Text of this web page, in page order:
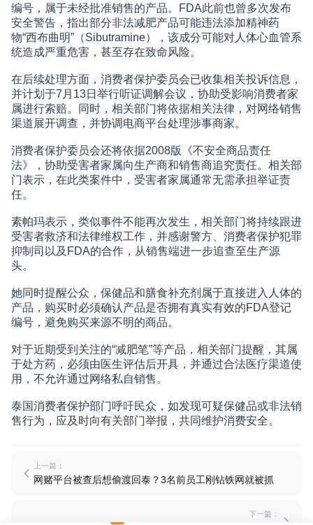
编号，属于未经批准销售的产品。FDA此前也曾多次发布
安全警告，指出部分非法减肥产品可能违法添加精神药
物“西布曲明”（Sibutramine），该成分可能对人体心血管系
统造成严重危害，甚至存在致命风险。
在后续处理方面，消费者保护委员会已收集相关投诉信息，
并计划于7月13日举行听证调解会议，协助受影响消费者家
属进行索赔。同时，相关部门将依据相关法律，对网络销售
渠道展开调查，并协调电商平台处理涉事商家。
消费者保护委员会还将依据2008版《不安全商品责任
法》，协助受害者家属向生产商和销售商追究责任。相关部
门表示，在此类案件中，受害者家属通常无需承担举证责
任。
素帕玛表示，类似事件不能再次发生，相关部门将持续跟进
受害者救济和法律维权工作，并感谢警方、消费者保护犯罪
抑制司以及FDA的合作，从销售端进一步追查至生产源
头。
她同时提醒公众，保健品和膳食补充剂属于直接进入人体的
产品，购买时必须确认产品是否拥有真实有效的FDA登记
编号，避免购买来源不明的商品。
对于近期受到关注的“减肥笔”等产品，相关部门提醒，其属
于处方药，必须由医生评估后开具，并通过合法医疗渠道使
用，不允许通过网络私自销售。
泰国消费者保护部门呼吁民众，如发现可疑保健品或非法销
售行为，应及时向有关部门举报，共同维护消费安全。
上一篇：
网赌平台被查后想偷渡回泰？3名前员工刚钻铁网就被抓
下一篇：